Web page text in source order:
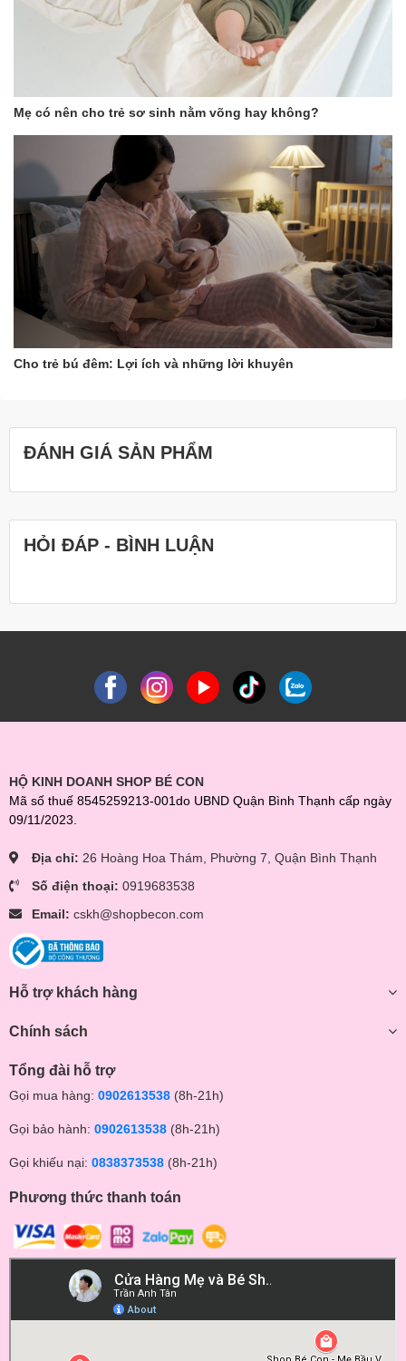
Mẹ có nên cho trẻ sơ sinh nằm võng hay không?
Cho trẻ bú đêm: Lợi ích và những lời khuyên
ĐÁNH GIÁ SẢN PHẨM
HỎI ĐÁP - BÌNH LUẬN
HỘ KINH DOANH SHOP BÉ CON
Mã số thuế 8545259213-001do UBND Quận Bình Thạnh cấp ngày
09/11/2023.
Địa chỉ: 26 Hoàng Hoa Thám, Phường 7, Quận Bình Thạnh
Số điện thoại: 0919683538
Email: cskh@shopbecon.com
Hỗ trợ khách hàng
Chính sách
Tổng đài hỗ trợ
Gọi mua hàng: 0902613538 (8h-21h)
Gọi bảo hành: 0902613538 (8h-21h)
Gọi khiếu nại: 0838373538 (8h-21h)
Phương thức thanh toán